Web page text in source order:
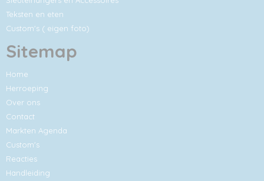
Teksten en eten
Custom's ( eigen foto)
Sitemap
Home
Herroeping
Over ons
Contact
Markten Agenda
Custom's
Reacties
Handleiding